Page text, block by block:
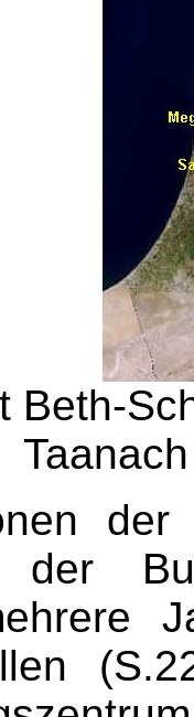
Beth-
der